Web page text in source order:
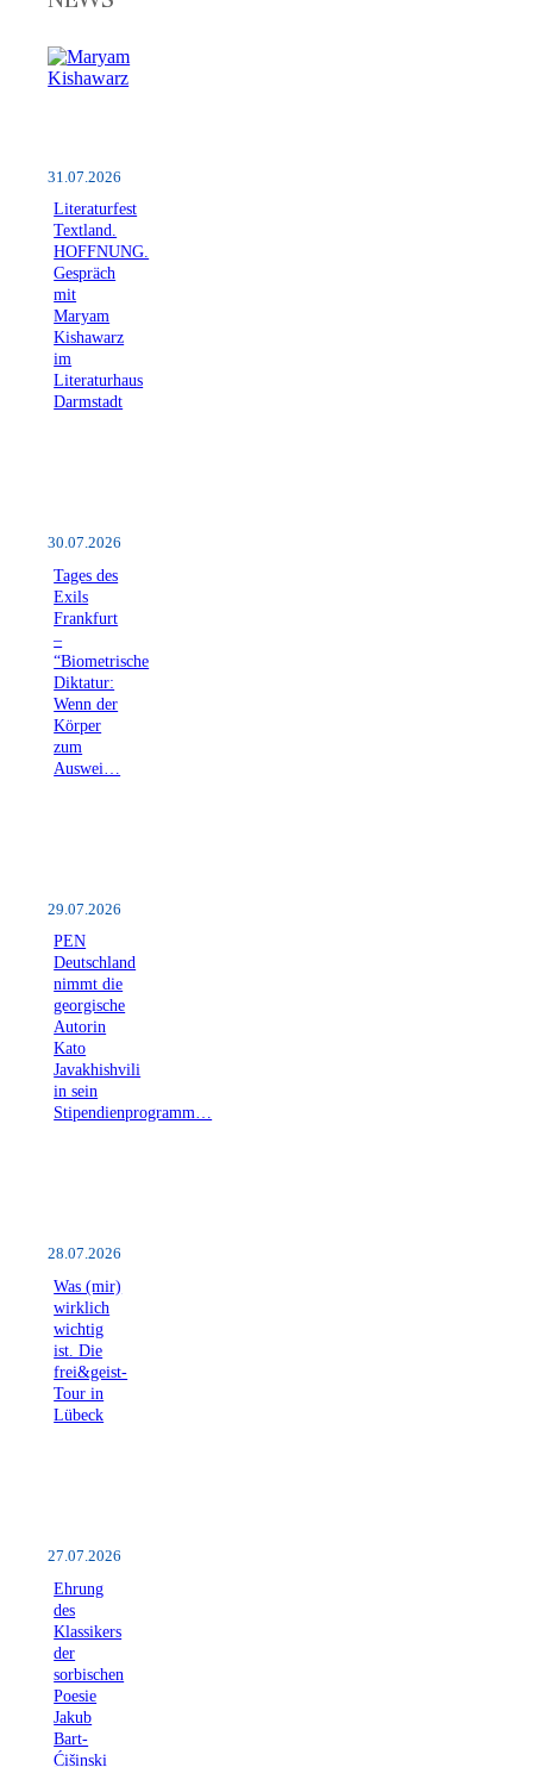
31.07.2026
Literaturfest
Textland.
HOFFNUNG.
Gespräch
mit
Maryam
Kishawarz
im
Literaturhaus
Darmstadt
30.07.2026
Tages des
Exils
Frankfurt
–
“Biometrische
Diktatur:
Wenn der
Körper
zum
Auswei…
29.07.2026
PEN
Deutschland
nimmt die
georgische
Autorin
Kato
Javakhishvili
in sein
Stipendienprogramm…
28.07.2026
Was (mir)
wirklich
wichtig
ist. Die
frei&geist-
Tour in
Lübeck
27.07.2026
Ehrung
des
Klassikers
der
sorbischen
Poesie
Jakub
Bart-
Ćišinski